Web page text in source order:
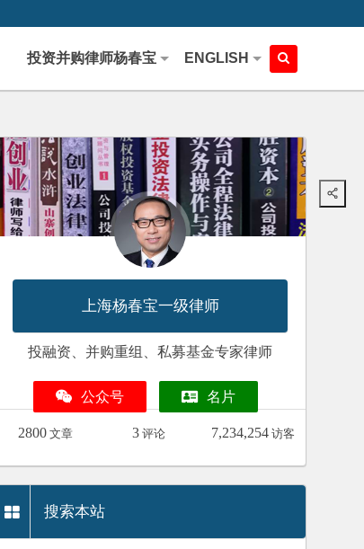
投资并购律师杨春宝 ENGLISH
上海杨春宝一级律师
投融资、并购重组、私募基金专家律师
公众号 名片
2800 文章 3 评论 7,234,254 访客
搜索本站